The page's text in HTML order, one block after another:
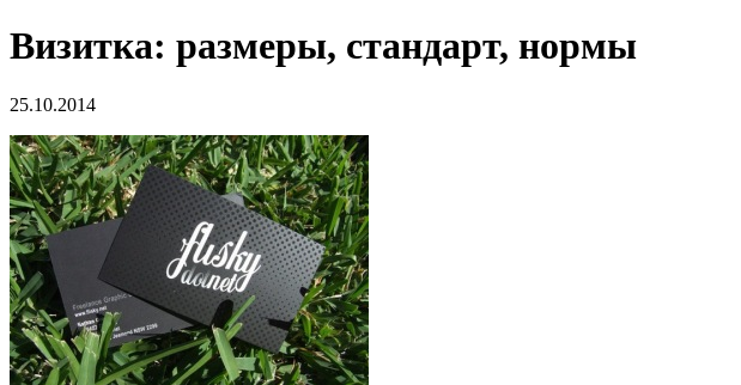
Визитка: размеры, стандарт, нормы
25.10.2014